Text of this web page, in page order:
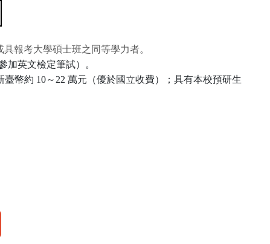
具報考大學碩士班之同等學力者。
加英文檢定筆試）。
臺幣約 10～ 22 萬元（優於國立收費）；具有本校預研生